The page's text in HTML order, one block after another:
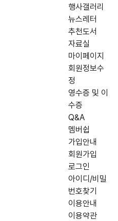
행사갤러리
뉴스레터
추천도서
자료실
마이페이지
회원정보수
정
영수증 및 이
수증
Q&A
멤버쉽
가입안내
회원가입
로그인
아이디/비밀
번호찾기
이용안내
이용약관